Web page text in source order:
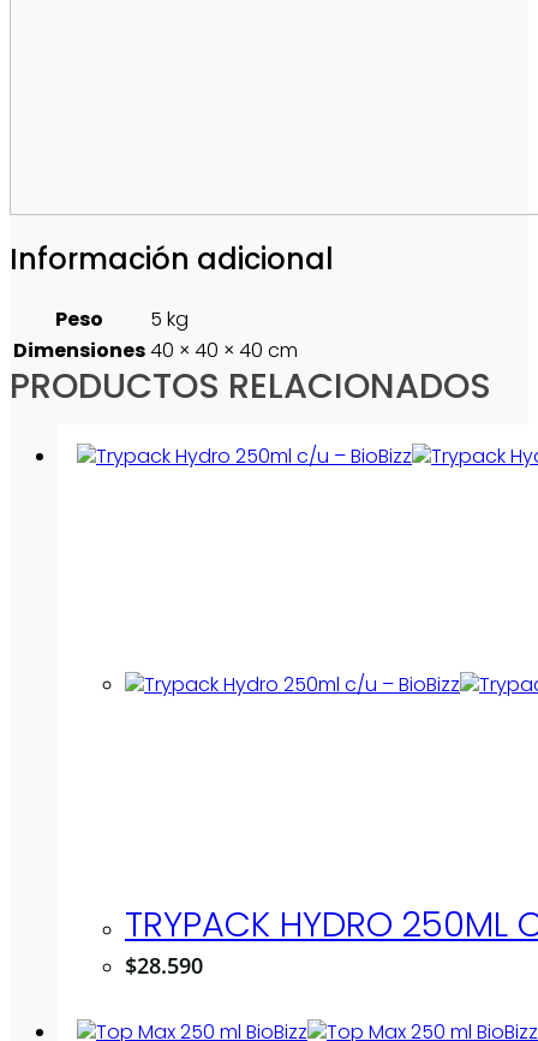
Información adicional
Peso
5 kg
Dimensiones40 × 40 × 40 cm
PRODUCTOS RELACIONADOS
TRYPACK HYDRO 250ML
$28.590